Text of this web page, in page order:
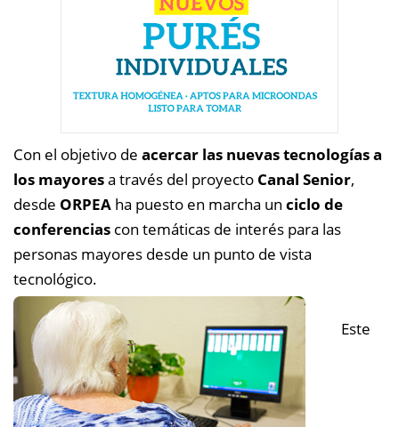
Con el objetivo de acercar las nuevas tecnologías a
los mayoresa través del proyecto Canal Senior,
desde ORPEA ha puesto en marcha un ciclo de
conferencias con temáticas de interés para las
personas mayores desde un punto de vista
tecnológico.
Este